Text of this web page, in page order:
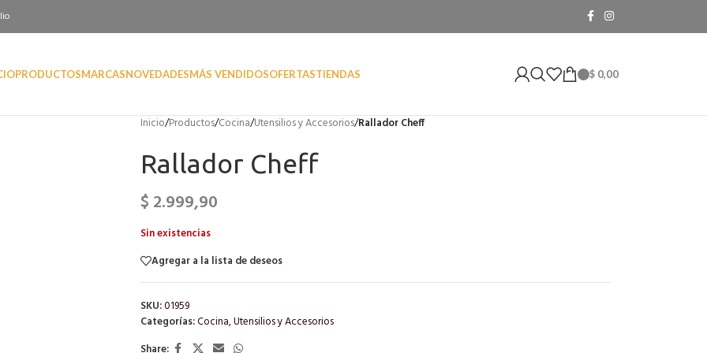
PRODUCTOSMARCASNOVEDADESMÁS VENDIDOSOFERTASTIENDAS $ 0,00
Inicio/Productos/Cocina/Utensilios y Accesorios/Rallador Cheff
Rallador Cheff
$ 2.999,90
Sin existencias
Agregar a la lista de deseos
SKU:01959
Categorías:Cocina,Utensilios y Accesorios
Share: